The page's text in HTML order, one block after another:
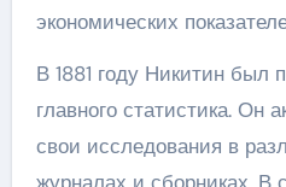
экономических
В 1881 году Никитин был
главного статистика. Он
свои исследования в
журналах и сборниках. В